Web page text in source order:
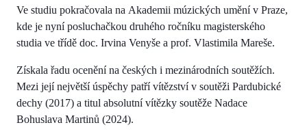
Ve studiu pokračovala na Akademii múzických umění v Praze,
kde je nyní posluchačkou druhého ročníku magisterského
studia ve třídě doc. Irvina Venyše a prof. Vlastimila Mareše.
Získala řadu ocenění na českých i mezinárodních soutěžích.
Mezi její největší úspěchy patří vítězství v soutěži Pardubické
dechy (2017) a titul absolutní vítězky soutěže Nadace
Bohuslava Martinů (2024).